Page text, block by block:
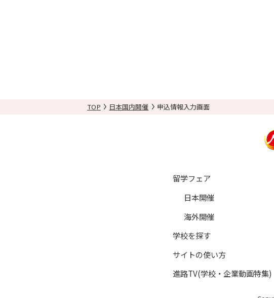
他の記述等により当該利用者を識別でき
に照合することができ、結果的に利用者個
（１）「日本留学ナビ」の会員登録者の個
（２）利用者からの請求（一括資料請求
（３）利用者からの請求に基づく、暮ら
（５）進路に関する悩み相談の受付及び回答
（７）記事作成等におけるモニターや取材
（８）本人の承諾に基づく、取材、アンケ
（９）当社又は提携教育機関が主催する
（10）当該イベント参加時の傷害保険への
（12）「日本留学ナビ」のサービスに関す
（13）「各種オンライン授業」の受講に
TOP 日本国内開催 申込情報入力画面
留学フェア
日本開催
海外開催
学校を探す
サイトの使い方
進路TV(学校・企業動画特集)